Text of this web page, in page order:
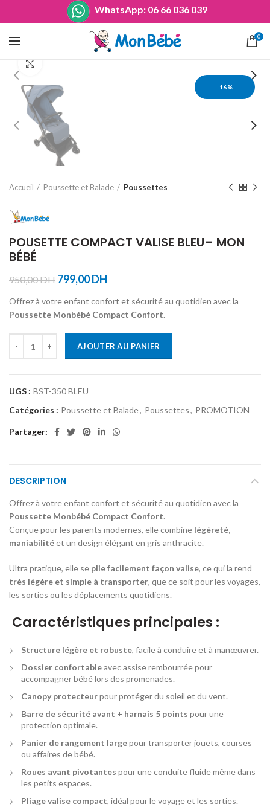
WhatsApp: 06 66 036 039
0
-16%
Accueil Poussette et Balade Poussettes
POUSETTE COMPACT VALISE BLEU– MON
BÉBÉ
950,00DH 799,00DH
Offrez à votre enfant confort et sécurité au quotidien avec la
Poussette Monbébé Compact Confort.
AJOUTER AU PANIER
UGS : BST-350 BLEU
Catégories : Poussette et Balade, Poussettes, PROMOTION
Partager
DESCRIPTION
Offrez à votre enfant confort et sécurité au quotidien avec la
Poussette Monbébé Compact Confort.
Conçue pour les parents modernes, elle combine légèreté,
maniabilitéet un design élégant en gris anthracite.
Ultra pratique, elle se plie facilement façon valise, ce qui la rend
très légère et simple à transporter, que ce soit pour les voyages,
les sorties ou les déplacements quotidiens.
Caractéristiques principales :
Structure légère et robuste, facile à conduire et à manœuvrer.
Dossier confortableavec assise rembourrée pour
accompagner bébé lors des promenades.
Canopy protecteurpour protéger du soleil et du vent.
Barre de sécurité avant + harnais 5 points pour une
protection optimale.
Panier de rangement largepour transporter jouets, courses
ou affaires de bébé.
Roues avant pivotantes pour une conduite fluide même dans
les petits espaces.
Pliage valise compact, idéal pour le voyage et les sorties.